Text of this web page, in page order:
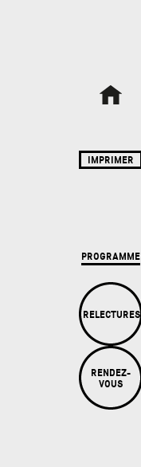
IMPRIMER
PROGRAMME
RELECTURES
RENDEZ-
VOUS